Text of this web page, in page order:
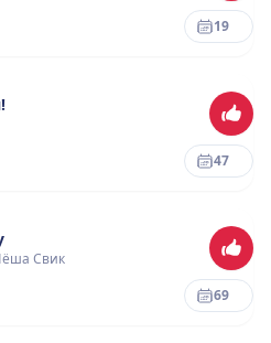
19
47
Свик
69